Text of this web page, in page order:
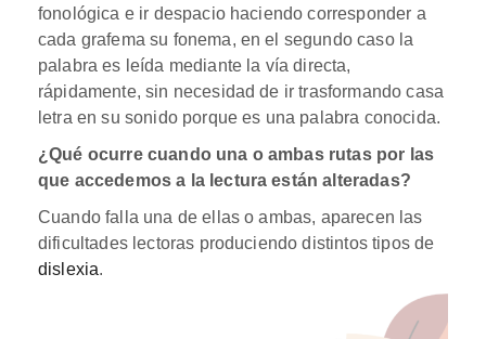
fonológica e ir despacio haciendo corresponder a
cada grafema su fonema, en el segundo caso la
palabra es leída mediante la vía directa,
rápidamente, sin necesidad de ir trasformando casa
letra en su sonido porque es una palabra conocida.
¿Qué ocurre cuando una o ambas rutas por las
que accedemos a la lectura están alteradas?
Cuando falla una de ellas o ambas, aparecen las
dificultades lectoras produciendo distintos tipos de
dislexia.